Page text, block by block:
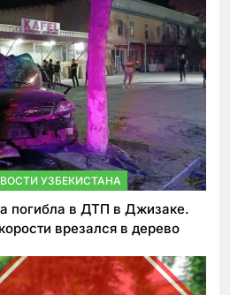
УЗБЕКИСТАНА
погибла в ДТП в Джизаке.
врезался в дерево